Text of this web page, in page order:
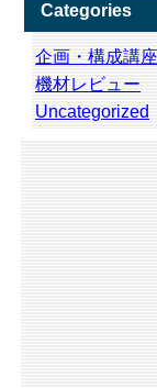
Categories
企画・構成講
機材レビュー
Uncategorized